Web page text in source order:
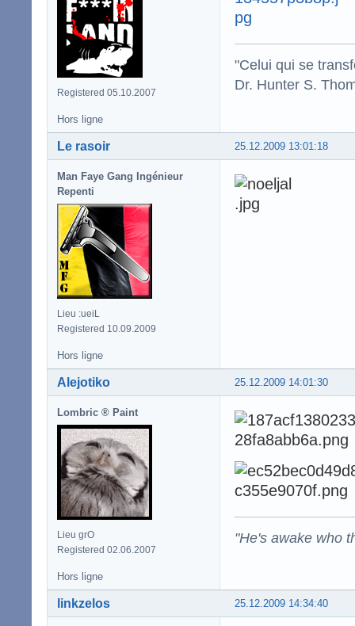
Registered 05.10.2007
"Celui qui se
Dr. Hunter S.
Hors ligne
25.12.2009 13:01:18
Le rasoir
Man Faye Gang Ingénieur
Repenti
Lieu :ueiL
Registered 10.09.2009
Hors ligne
25.12.2009 14:01:30
Alejotiko
Lombric ® Paint
Lieu grO
Registered 02.06.2007
"He's awake who
Hors ligne
25.12.2009 14:34:40
linkzelos